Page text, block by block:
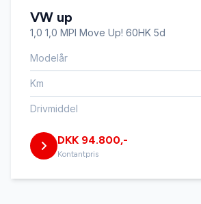
Højdejusterbart førersæde
Isofix
LED kørelys
Splitbagsæder
VW up
1,0 1,0 MPI Move Up! 60HK 5d
Modelår
Km
Drivmiddel
DKK 94.800,-
Kontantpris